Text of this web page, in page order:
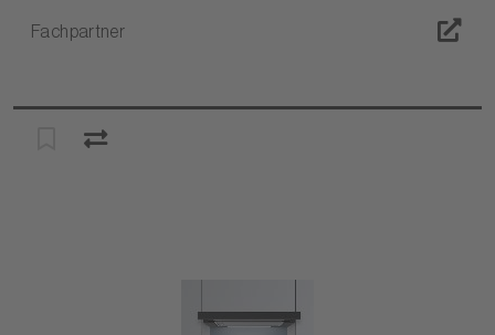
Fachpartner